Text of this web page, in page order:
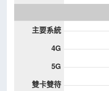
主要系統
4G
5G
雙卡雙待